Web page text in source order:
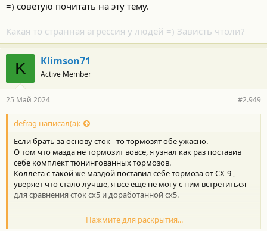
=) советую почитать на эту тему.
Какая то странная агрессия у людей =) Зависть чтоли?
K Klimson71
Active Member
25 Май 2024 #2.949
defrag написал(а):
Если брать за основу сток - то тормозят обе ужасно.
О том что мазда не тормозит вовсе, я узнал как раз поставив
себе комплект тюнингованных тормозов.
Коллега с такой же маздой поставил себе тормоза от СХ-9 ,
уверяет что стало лучше, я все еще не могу с ним встретиться
для сравнения сток сх5 и доработанной сх5.
Нажмите для раскрытия...